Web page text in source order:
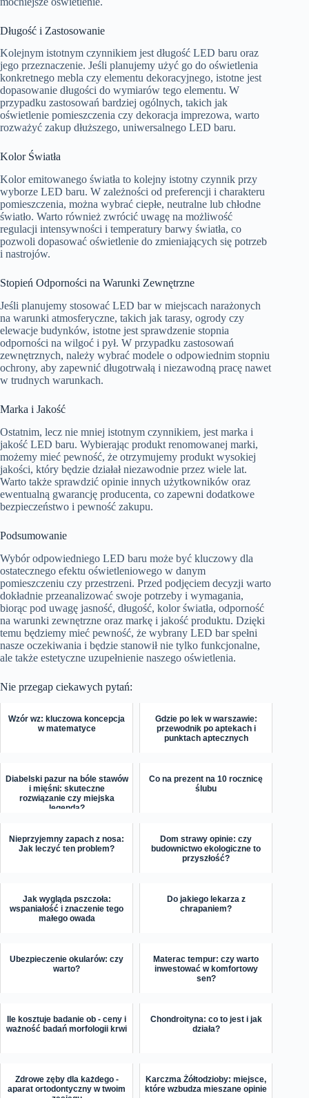
Długość i Zastosowanie
Kolejnym istotnym czynnikiem jest długość LED baru oraz
jego przeznaczenie. Jeśli planujemy użyć go do oświetlenia
konkretnego mebla czy elementu dekoracyjnego, istotne jest
dopasowanie długości do wymiarów tego elementu. W
przypadku zastosowań bardziej ogólnych, takich jak
oświetlenie pomieszczenia czy dekoracja imprezowa, warto
rozważyć zakup dłuższego, uniwersalnego LED baru.
Kolor Światła
Kolor emitowanego światła to kolejny istotny czynnik przy
wyborze LED baru. W zależności od preferencji i charakteru
pomieszczenia, można wybrać ciepłe, neutralne lub chłodne
światło. Warto również zwrócić uwagę na możliwość
regulacji intensywności i temperatury barwy światła, co
pozwoli dopasować oświetlenie do zmieniających się potrzeb
i nastrojów.
Stopień Odporności na Warunki Zewnętrzne
Jeśli planujemy stosować LED bar w miejscach narażonych
na warunki atmosferyczne, takich jak tarasy, ogrody czy
elewacje budynków, istotne jest sprawdzenie stopnia
odporności na wilgoć i pył. W przypadku zastosowań
zewnętrznych, należy wybrać modele o odpowiednim stopniu
ochrony, aby zapewnić długotrwałą i niezawodną pracę nawet
w trudnych warunkach.
Marka i Jakość
Ostatnim, lecz nie mniej istotnym czynnikiem, jest marka i
jakość LED baru. Wybierając produkt renomowanej marki,
możemy mieć pewność, że otrzymujemy produkt wysokiej
jakości, który będzie działał niezawodnie przez wiele lat.
Warto także sprawdzić opinie innych użytkowników oraz
ewentualną gwarancję producenta, co zapewni dodatkowe
bezpieczeństwo i pewność zakupu.
Podsumowanie
Wybór odpowiedniego LED baru może być kluczowy dla
ostatecznego efektu oświetleniowego w danym
pomieszczeniu czy przestrzeni. Przed podjęciem decyzji warto
dokładnie przeanalizować swoje potrzeby i wymagania,
biorąc pod uwagę jasność, długość, kolor światła, odporność
na warunki zewnętrzne oraz markę i jakość produktu. Dzięki
temu będziemy mieć pewność, że wybrany LED bar spełni
nasze oczekiwania i będzie stanowił nie tylko funkcjonalne,
ale także estetyczne uzupełnienie naszego oświetlenia.
Nie przegap ciekawych pytań:
Wzór wz: kluczowa koncepcja
w matematyce
Gdzie po lek w warszawie:
przewodnik po aptekach i
punktach aptecznych
Diabelski pazur na bóle stawów
i mięśni: skuteczne
rozwiązanie czy miejska
legenda?
Co na prezent na 10 rocznicę
ślubu
Nieprzyjemny zapach z nosa:
Jak leczyć ten problem?
Dom strawy opinie: czy
budownictwo ekologiczne to
przyszłość?
Jak wygląda pszczoła:
wspaniałość i znaczenie tego
małego owada
Do jakiego lekarza z
chrapaniem?
Ubezpieczenie okularów: czy
warto?
Materac tempur: czy warto
inwestować w komfortowy
sen?
Ile kosztuje badanie ob - ceny i
ważność badań morfologii krwi
Chondroityna: co to jest i jak
działa?
Zdrowe zęby dla każdego -
aparat ortodontyczny w twoim
Karczma Żółtodzioby: miejsce,
które wzbudza mieszane opinie